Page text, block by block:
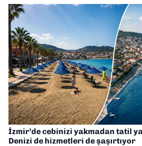
İzmir’de cebinizi yakmadan tatil
Denizi de hizmetleri de şaşırtıyor